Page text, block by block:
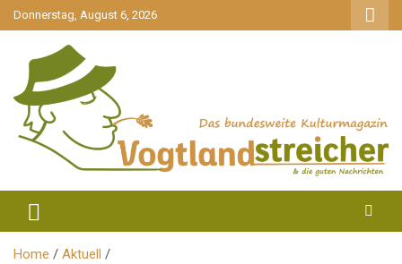
gehe
zum
Donnerstag, August 6, 2026
Vogtlandstreicher
Home
Aktuell